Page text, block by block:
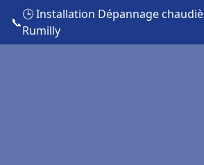
📞
🕒 Installation Dépannage
Rumilly